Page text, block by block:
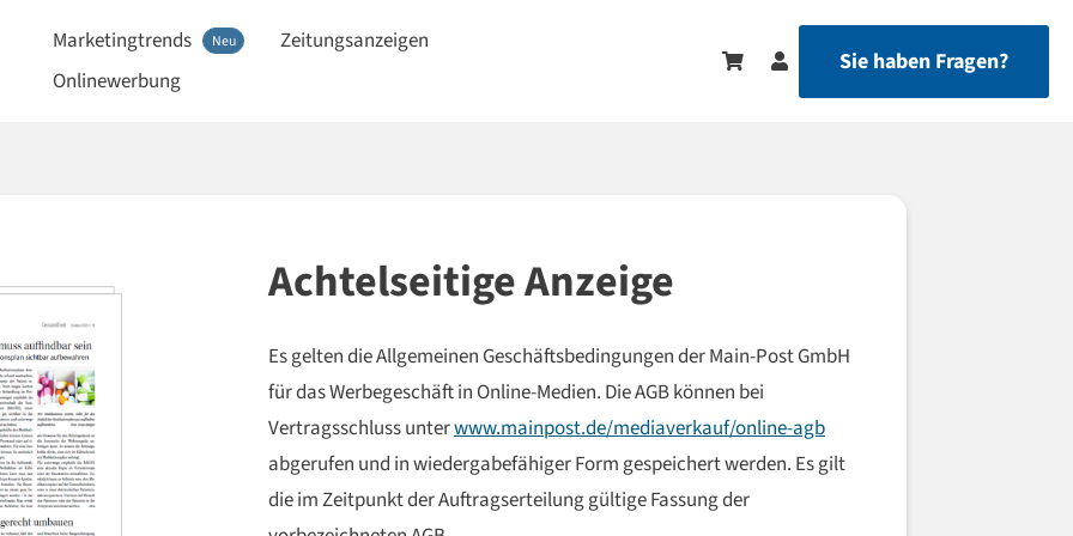
Marketingtrends Neu
Zeitungsanzeigen
Onlinewerbung
Sie haben Fragen?
Achtelseitige Anzeige
Es gelten die Allgemeinen Geschäftsbedingungen der Main-Post GmbH
für das Werbegeschäft in Online-Medien. Die AGB können bei
Vertragsschluss unterwww.mainpost.de/mediaverkauf/online-agb
abgerufen und in wiedergabefähiger Form gespeichert werden. Es gilt
die im Zeitpunkt der Auftragserteilung gültige Fassung der